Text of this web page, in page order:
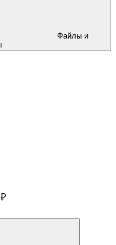
₽